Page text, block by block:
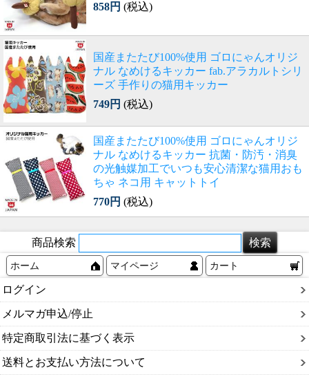
858円 (税込)
国産またたび100%使用 ゴロにゃんオリジ
ナル なめけるキッカー fab.アラカルトシリ
ーズ 手作りの猫用キッカー
749円 (税込)
国産またたび100%使用 ゴロにゃんオリジ
ナル なめけるキッカー 抗菌・防汚・消臭
の光触媒加工でいつも安心清潔な猫用おも
ちゃ ネコ用 キャットトイ
770円 (税込)
商品検索
ホーム マイページ カート
ログイン
メルマガ申込/停止
特定商取引法に基づく表示
送料とお支払い方法について